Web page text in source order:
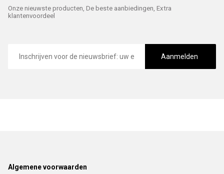
Onze nieuwste producten, De beste aanbiedingen, Extra
klantenvoordeel
mailadres
Aanmelden
Footer
Algemene voorwaarden